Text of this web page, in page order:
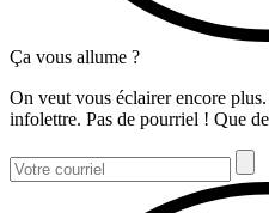
Ça vous allume ?
On veut vous éclairer encore
infolettre. Pas de pourriel ! Que